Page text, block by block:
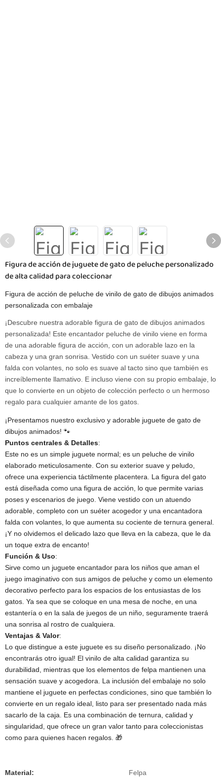
Figura de acción de juguete de gato de peluche personalizado
de alta calidad para coleccionar
Figura de acción de peluche de vinilo de gato de dibujos animados
personalizada con embalaje
¡Descubre nuestra adorable figura de gato de dibujos animados
personalizada! Este encantador peluche de vinilo viene en forma
de una adorable figura de acción, con un adorable lazo en la
cabeza y una gran sonrisa. Vestido con un suéter suave y una
falda con volantes, no solo es suave al tacto sino que también es
increíblemente llamativo. E incluso viene con su propio embalaje, lo
que lo convierte en un objeto de colección perfecto o un hermoso
regalo para cualquier amante de los gatos.
¡Presentamos nuestro exclusivo y adorable juguete de gato de
dibujos animados! 🐾
Puntos centrales & Detalles​:
Este no es un simple juguete normal; es un peluche de vinilo
elaborado meticulosamente. Con su exterior suave y peludo,
ofrece una experiencia táctilmente placentera. La figura del gato
está diseñada como una figura de acción, lo que permite varias
poses y escenarios de juego. Viene vestido con un atuendo
adorable, completo con un suéter acogedor y una encantadora
falda con volantes, lo que aumenta su cociente de ternura general.
¡Y no olvidemos el delicado lazo que lleva en la cabeza, que le da
un toque extra de encanto!
Función & Uso​:
Sirve como un juguete encantador para los niños que aman el
juego imaginativo con sus amigos de peluche y como un elemento
decorativo perfecto para los espacios de los entusiastas de los
gatos. Ya sea que se coloque en una mesa de noche, en una
estantería o en la sala de juegos de un niño, seguramente traerá
una sonrisa al rostro de cualquiera.
Ventajas & Valor​:
Lo que distingue a este juguete es su diseño personalizado. ¡No
encontrarás otro igual! El vinilo de alta calidad garantiza su
durabilidad, mientras que los elementos de felpa mantienen una
sensación suave y acogedora. La inclusión del embalaje no solo
mantiene el juguete en perfectas condiciones, sino que también lo
convierte en un regalo ideal, listo para ser presentado nada más
sacarlo de la caja. Es una combinación de ternura, calidad y
singularidad, que ofrece un gran valor tanto para coleccionistas
como para quienes hacen regalos. 🎁
Material: Felpa